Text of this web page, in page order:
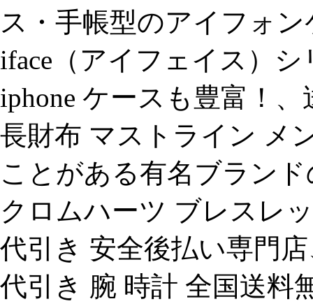
ス・手帳型のアイフォ
iface（アイフェイス）
iphone ケースも豊富！
長財布 マストライン メ
ことがある有名ブラン
クロムハーツ ブレスレ
代引き 安全後払い専門
代引き 腕 時計 全国送料